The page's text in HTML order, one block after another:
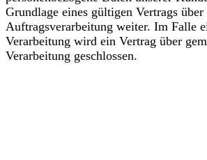
Grundlage eines gültigen Vertrags über
Auftragsverarbeitung weiter. Im Falle
Verarbeitung wird ein Vertrag über
Verarbeitung geschlossen.